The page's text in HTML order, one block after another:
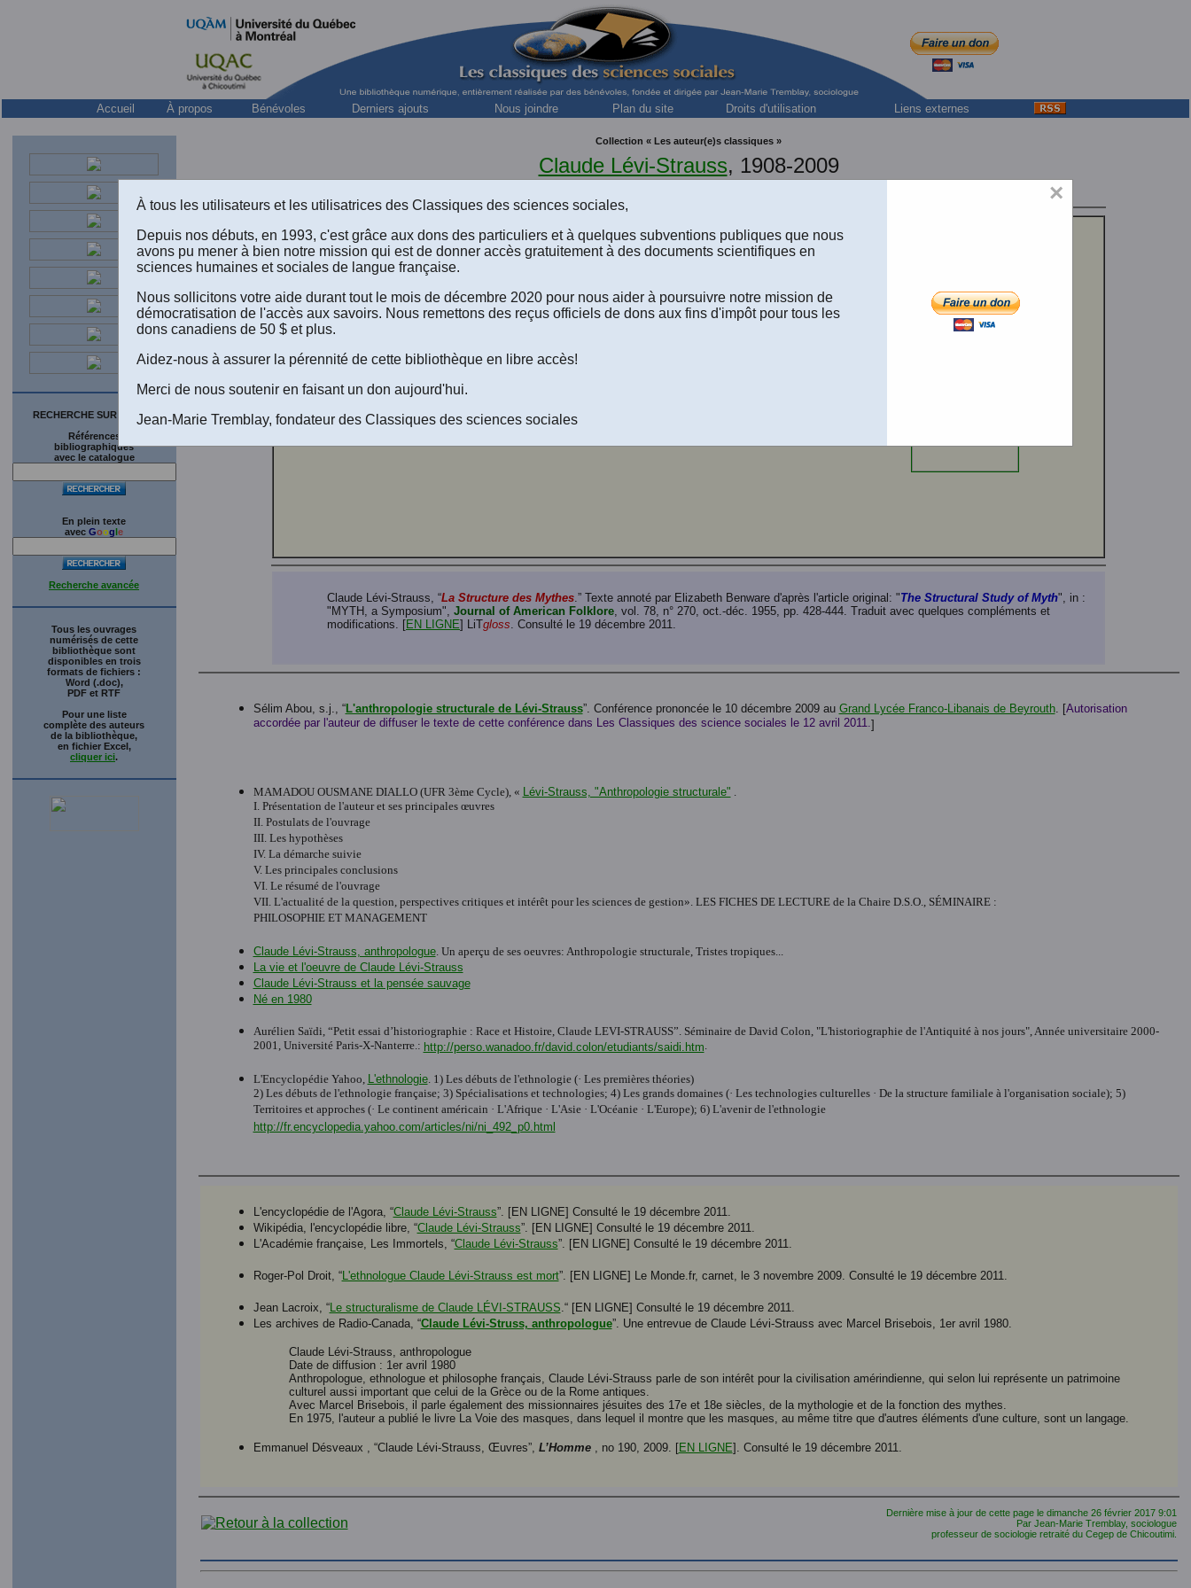
Accueil À propos Bénévoles Derniers ajouts Nous joindre Plan du site Droits d'utilisation Liens externes
RECHERCHE SUR LE SITE
Références
bibliographiques
avec le catalogue
En plein texte
avec Google
Recherche avancée
Tous les ouvrages
numérisés de cette
bibliothèque sont
disponibles en trois
formats de fichiers :
Word (.doc),
PDF et RTF
Pour une liste
complète des auteurs
de la bibliothèque,
en fichier Excel,
cliquer ici.
Collection « Les auteur(e)s classiques »
Claude Lévi-Strauss, 1908-2009
TEMPS MODERNES, no 77, 1952, pp. 1572-1590. Paris: Les Éditions Gallimard. Une
édition numérique réalisée par
au Collège Ahuntsic de Montréal.
Claude Lévi-Strauss, “La Structure des Mythes.” Texte annoté par Elizabeth Benware d'après l'article original: "The Structural Study of Myth", in :
"MYTH, a Symposium", Journal of American Folklore, vol. 78, n° 270, oct.-déc. 1955, pp. 428-444. Traduit avec quelques compléments et
modifications. [EN LIGNE] LiTgloss. Consulté le 19 décembre 2011.
Sélim Abou, s.j., “L'anthropologie structurale de Lévi-Strauss”. Conférence prononcée le 10 décembre 2009 au Grand Lycée Franco-Libanais de Beyrouth. [Autorisation
accordée par l'auteur de diffuser le texte de cette conférence dans Les Classiques des science sociales le 12 avril 2011.]
MAMADOU OUSMANE DIALLO (UFR 3ème Cycle), « Lévi-Strauss, "Anthropologie structurale" .
I. Présentation de l'auteur et ses principales œuvres
II. Postulats de l'ouvrage
III. Les hypothèses
IV. La démarche suivie
V. Les principales conclusions
VI. Le résumé de l'ouvrage
VII. L'actualité de la question, perspectives critiques et intérêt pour les sciences de gestion». LES FICHES DE LECTURE de la Chaire D.S.O., SÉMINAIRE :
PHILOSOPHIE ET MANAGEMENT
Claude Lévi-Strauss, anthropologue. Un aperçu de ses oeuvres: Anthropologie structurale, Tristes tropiques...
La vie et l'oeuvre de Claude Lévi-Strauss
Claude Lévi-Strauss et la pensée sauvage
Né en 1980
Aurélien Saïdi, “Petit essai d’historiographie : Race et Histoire, Claude LEVI-STRAUSS”. Séminaire de David Colon, "L'historiographie de l'Antiquité à nos jours", Année universitaire 2000-
2001, Université Paris-X-Nanterre.: http://perso.wanadoo.fr/david.colon/etudiants/saidi.htm.
L'Encyclopédie Yahoo, L'ethnologie. 1) Les débuts de l'ethnologie (· Les premières théories)
2) Les débuts de l'ethnologie française; 3) Spécialisations et technologies; 4) Les grands domaines (· Les technologies culturelles · De la structure familiale à l'organisation sociale); 5)
Territoires et approches (· Le continent américain · L'Afrique · L'Asie · L'Océanie · L'Europe); 6) L'avenir de l'ethnologie
http://fr.encyclopedia.yahoo.com/articles/ni/ni_492_p0.html
L'encyclopédie de l'Agora, “Claude Lévi-Strauss”. [EN LIGNE] Consulté le 19 décembre 2011.
Wikipédia, l'encyclopédie libre, “Claude Lévi-Strauss”. [EN LIGNE] Consulté le 19 décembre 2011.
L'Académie française, Les Immortels, “Claude Lévi-Strauss”. [EN LIGNE] Consulté le 19 décembre 2011.
Roger-Pol Droit, “L'ethnologue Claude Lévi-Strauss est mort”. [EN LIGNE] Le Monde.fr, carnet, le 3 novembre 2009. Consulté le 19 décembre 2011.
Jean Lacroix, “Le structuralisme de Claude LÉVI-STRAUSS.“ [EN LIGNE] Consulté le 19 décembre 2011.
Les archives de Radio-Canada, “Claude Lévi-Struss, anthropologue”. Une entrevue de Claude Lévi-Strauss avec Marcel Brisebois, 1er avril 1980.
Claude Lévi-Strauss, anthropologue
Date de diffusion : 1er avril 1980
Anthropologue, ethnologue et philosophe français, Claude Lévi-Strauss parle de son intérêt pour la civilisation amérindienne, qui selon lui représente un patrimoine
culturel aussi important que celui de la Grèce ou de la Rome antiques.
Avec Marcel Brisebois, il parle également des missionnaires jésuites des 17e et 18e siècles, de la mythologie et de la fonction des mythes.
En 1975, l'auteur a publié le livre La Voie des masques, dans lequel il montre que les masques, au même titre que d'autres éléments d'une culture, sont un langage.
Emmanuel Désveaux , “Claude Lévi-Strauss, Œuvres”, L’Homme, no 190, 2009. [EN LIGNE]. Consulté le 19 décembre 2011.
Dernière mise à jour de cette page le dimanche 26 février 2017 9:01
Par Jean-Marie Tremblay, sociologue
professeur de sociologie retraité du Cegep de Chicoutimi.
×
À tous les utilisateurs et les utilisatrices des Classiques des sciences sociales,
Depuis nos débuts, en 1993, c'est grâce aux dons des particuliers et à quelques subventions publiques que nous
avons pu mener à bien notre mission qui est de donner accès gratuitement à des documents scientifiques en
sciences humaines et sociales de langue française.
Nous sollicitons votre aide durant tout le mois de décembre 2020 pour nous aider à poursuivre notre mission de
démocratisation de l'accès aux savoirs. Nous remettons des reçus officiels de dons aux fins d'impôt pour tous les
dons canadiens de 50 $ et plus.
Aidez-nous à assurer la pérennité de cette bibliothèque en libre accès!
Merci de nous soutenir en faisant un don aujourd'hui.
Jean-Marie Tremblay, fondateur des Classiques des sciences sociales